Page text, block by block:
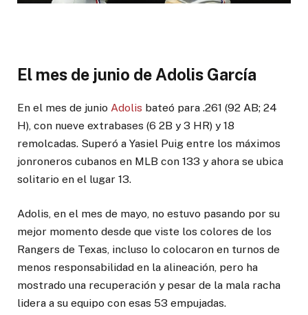
El mes de junio de Adolis García
En el mes de junio Adolis bateó para .261 (92 AB; 24
H), con nueve extrabases (6 2B y 3 HR) y 18
remolcadas. Superó a Yasiel Puig entre los máximos
jonroneros cubanos en MLB con 133 y ahora se ubica
solitario en el lugar 13.
Adolis, en el mes de mayo, no estuvo pasando por su
mejor momento desde que viste los colores de los
Rangers de Texas, incluso lo colocaron en turnos de
menos responsabilidad en la alineación, pero ha
mostrado una recuperación y pesar de la mala racha
lidera a su equipo con esas 53 empujadas.